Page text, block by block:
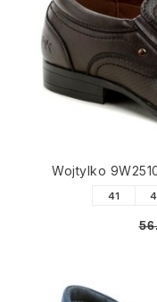
Wojtylko
41